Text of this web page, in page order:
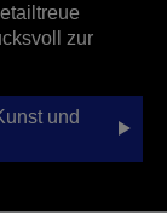
zur
und